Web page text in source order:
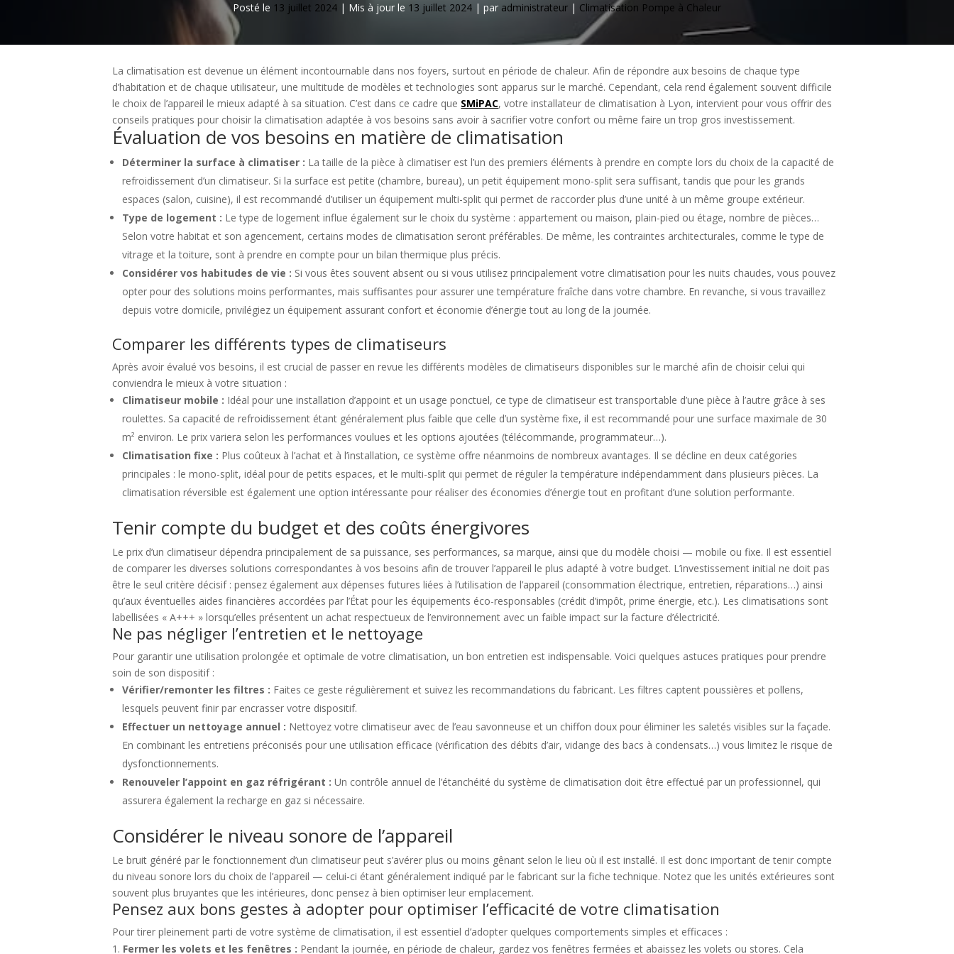
Posté le 13 juillet 2024 | Mis à jour le 13 juillet 2024 | par administrateur | Climatisation Pompe à Chaleur
La climatisation est devenue un élément incontournable dans nos foyers, surtout en période de chaleur. Afin de répondre aux besoins de chaque type
d’habitation et de chaque utilisateur, une multitude de modèles et technologies sont apparus sur le marché. Cependant, cela rend également souvent difficile
le choix de l’appareil le mieux adapté à sa situation. C’est dans ce cadre que SMiPAC, votre installateur de climatisation à Lyon, intervient pour vous offrir des
conseils pratiques pour choisir la climatisation adaptée à vos besoins sans avoir à sacrifier votre confort ou même faire un trop gros investissement.
Évaluation de vos besoins en matière de climatisation
Déterminer la surface à climatiser : La taille de la pièce à climatiser est l’un des premiers éléments à prendre en compte lors du choix de la capacité de
refroidissement d’un climatiseur. Si la surface est petite (chambre, bureau), un petit équipement mono-split sera suffisant, tandis que pour les grands
espaces (salon, cuisine), il est recommandé d’utiliser un équipement multi-split qui permet de raccorder plus d’une unité à un même groupe extérieur.
Type de logement : Le type de logement influe également sur le choix du système : appartement ou maison, plain-pied ou étage, nombre de pièces…
Selon votre habitat et son agencement, certains modes de climatisation seront préférables. De même, les contraintes architecturales, comme le type de
vitrage et la toiture, sont à prendre en compte pour un bilan thermique plus précis.
Considérer vos habitudes de vie : Si vous êtes souvent absent ou si vous utilisez principalement votre climatisation pour les nuits chaudes, vous pouvez
opter pour des solutions moins performantes, mais suffisantes pour assurer une température fraîche dans votre chambre. En revanche, si vous travaillez
depuis votre domicile, privilégiez un équipement assurant confort et économie d’énergie tout au long de la journée.
Comparer les différents types de climatiseurs
Après avoir évalué vos besoins, il est crucial de passer en revue les différents modèles de climatiseurs disponibles sur le marché afin de choisir celui qui
conviendra le mieux à votre situation :
Climatiseur mobile : Idéal pour une installation d’appoint et un usage ponctuel, ce type de climatiseur est transportable d’une pièce à l’autre grâce à ses
roulettes. Sa capacité de refroidissement étant généralement plus faible que celle d’un système fixe, il est recommandé pour une surface maximale de 30
m² environ. Le prix variera selon les performances voulues et les options ajoutées (télécommande, programmateur…).
Climatisation fixe : Plus coûteux à l’achat et à l’installation, ce système offre néanmoins de nombreux avantages. Il se décline en deux catégories
principales : le mono-split, idéal pour de petits espaces, et le multi-split qui permet de réguler la température indépendamment dans plusieurs pièces. La
climatisation réversible est également une option intéressante pour réaliser des économies d’énergie tout en profitant d’une solution performante.
Tenir compte du budget et des coûts énergivores
Le prix d’un climatiseur dépendra principalement de sa puissance, ses performances, sa marque, ainsi que du modèle choisi — mobile ou fixe. Il est essentiel
de comparer les diverses solutions correspondantes à vos besoins afin de trouver l’appareil le plus adapté à votre budget. L’investissement initial ne doit pas
être le seul critère décisif : pensez également aux dépenses futures liées à l’utilisation de l’appareil (consommation électrique, entretien, réparations…) ainsi
qu’aux éventuelles aides financières accordées par l’État pour les équipements éco-responsables (crédit d’impôt, prime énergie, etc.). Les climatisations sont
labellisées « A+++ » lorsqu’elles présentent un achat respectueux de l’environnement avec un faible impact sur la facture d’électricité.
Ne pas négliger l’entretien et le nettoyage
Pour garantir une utilisation prolongée et optimale de votre climatisation, un bon entretien est indispensable. Voici quelques astuces pratiques pour prendre
soin de son dispositif :
Vérifier/remonter les filtres : Faites ce geste régulièrement et suivez les recommandations du fabricant. Les filtres captent poussières et pollens,
lesquels peuvent finir par encrasser votre dispositif.
Effectuer un nettoyage annuel : Nettoyez votre climatiseur avec de l’eau savonneuse et un chiffon doux pour éliminer les saletés visibles sur la façade.
En combinant les entretiens préconisés pour une utilisation efficace (vérification des débits d’air, vidange des bacs à condensats…) vous limitez le risque de
dysfonctionnements.
Renouveler l’appoint en gaz réfrigérant : Un contrôle annuel de l’étanchéité du système de climatisation doit être effectué par un professionnel, qui
assurera également la recharge en gaz si nécessaire.
Considérer le niveau sonore de l’appareil
Le bruit généré par le fonctionnement d’un climatiseur peut s’avérer plus ou moins gênant selon le lieu où il est installé. Il est donc important de tenir compte
du niveau sonore lors du choix de l’appareil — celui-ci étant généralement indiqué par le fabricant sur la fiche technique. Notez que les unités extérieures sont
souvent plus bruyantes que les intérieures, donc pensez à bien optimiser leur emplacement.
Pensez aux bons gestes à adopter pour optimiser l’efficacité de votre climatisation
Pour tirer pleinement parti de votre système de climatisation, il est essentiel d’adopter quelques comportements simples et efficaces :
Fermer les volets et les fenêtres : Pendant la journée, en période de chaleur, gardez vos fenêtres fermées et abaissez les volets ou stores. Cela